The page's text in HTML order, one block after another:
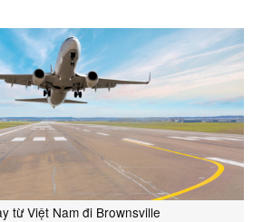
từ Việt Nam đi Brownsville